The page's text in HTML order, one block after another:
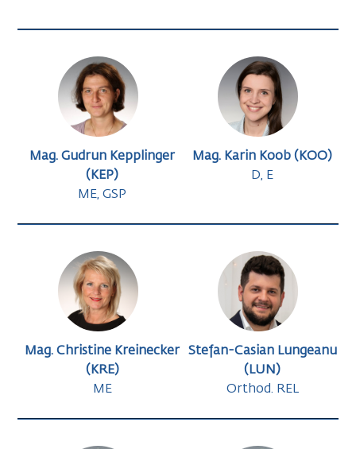
Mag. Gudrun Kepplinger
(KEP)
ME, GSP
Mag. Karin Koob (KOO)
D, E
Mag. Christine Kreinecker
(KRE)
ME
Stefan-Casian Lungeanu
(LUN)
Orthod. REL